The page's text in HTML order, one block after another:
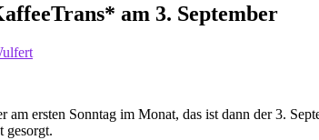
am 3. September
am ersten Sonntag im Monat, das ist dann der 3.
gesorgt.